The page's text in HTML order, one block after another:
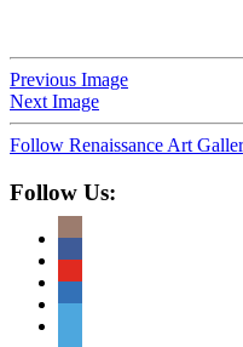
Previous Image
Next Image
Follow Renaissance Art
Follow Us: